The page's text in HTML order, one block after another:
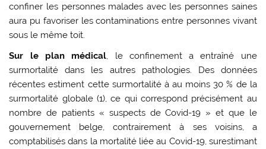
confiner les personnes malades avec les personnes saines
aura pu favoriser les contaminations entre personnes vivant
sous le même toit.
Sur le plan médical, le confinement a entraîné une
surmortalité dans les autres pathologies. Des données
récentes estiment cette surmortalité à au moins 30 % de la
surmortalité globale (1), ce qui correspond précisément au
nombre de patients « suspects de Covid-19 » et que le
gouvernement belge, contrairement à ses voisins, a
comptabilisés dans la mortalité liée au Covid-19, surestimant